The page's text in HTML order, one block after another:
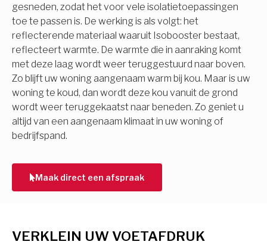
gesneden, zodat het voor vele isolatietoepassingen
toe te passen is. De werking is als volgt: het
reflecterende materiaal waaruit Isobooster bestaat,
reflecteert warmte. De warmte die in aanraking komt
met deze laag wordt weer teruggestuurd naar boven.
Zo blijft uw woning aangenaam warm bij kou. Maar is uw
woning te koud, dan wordt deze kou vanuit de grond
wordt weer teruggekaatst naar beneden. Zo geniet u
altijd van een aangenaam klimaat in uw woning of
bedrijfspand.
Maak direct een afspraak
VERKLEIN UW VOETAFDRUK